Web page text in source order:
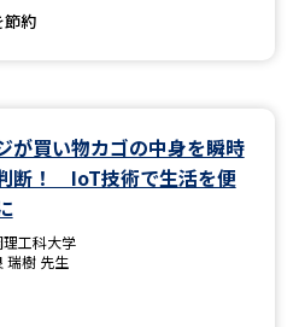
学問分野解説
ーサポート
節約
が買い物カゴの中身を瞬時
断！ IoT技術で生活を便
工科大学
瑞樹 先生